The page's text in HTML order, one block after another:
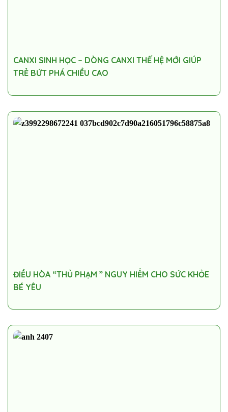
CANXI SINH HỌC – DÒNG CANXI THẾ HỆ MỚI GIÚP
TRẺ BỨT PHÁ CHIỀU CAO
ĐIỀU HÒA “THỦ PHẠM ” NGUY HIỂM CHO SỨC KHỎE
BÉ YÊU